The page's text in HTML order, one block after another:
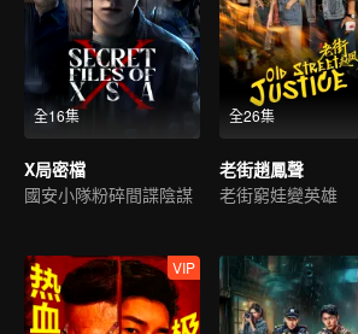
全16集
X局密檔
國安小隊粉碎間諜陰謀
全26集
老街趙鳳聲
老街窮娃變英雄
VIP